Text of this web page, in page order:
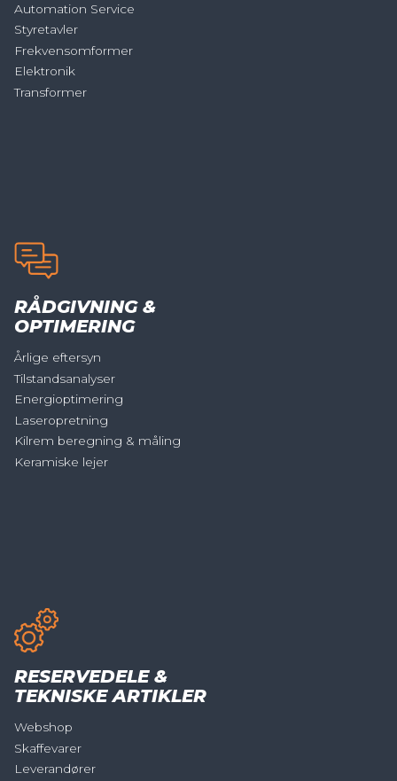
Automation Service
Styretavler
Frekvensomformer
Elektronik
Transformer
RÅDGIVNING &
OPTIMERING
Årlige eftersyn
Tilstandsanalyser
Energioptimering
Laseropretning
Kilrem beregning & måling
Keramiske lejer
RESERVEDELE &
TEKNISKE ARTIKLER
Webshop
Skaffevarer
Leverandører